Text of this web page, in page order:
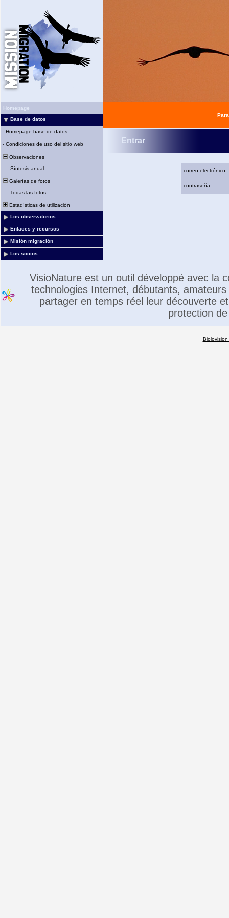
Homepage
Base de datos
- Homepage base de datos
- Condiciones de uso del sitio web
Observaciones
- Síntesis anual
Galerías de fotos
- Todas las fotos
Estadísticas de utilización
Los observatorios
Enlaces y recursos
Misión migración
Los socios
Entrar
correo electrónico :
contraseña :
VisioNature est un outil développé avec la
technologies Internet, débutants,
partager en temps réel leur découverte
protection
Biolovision